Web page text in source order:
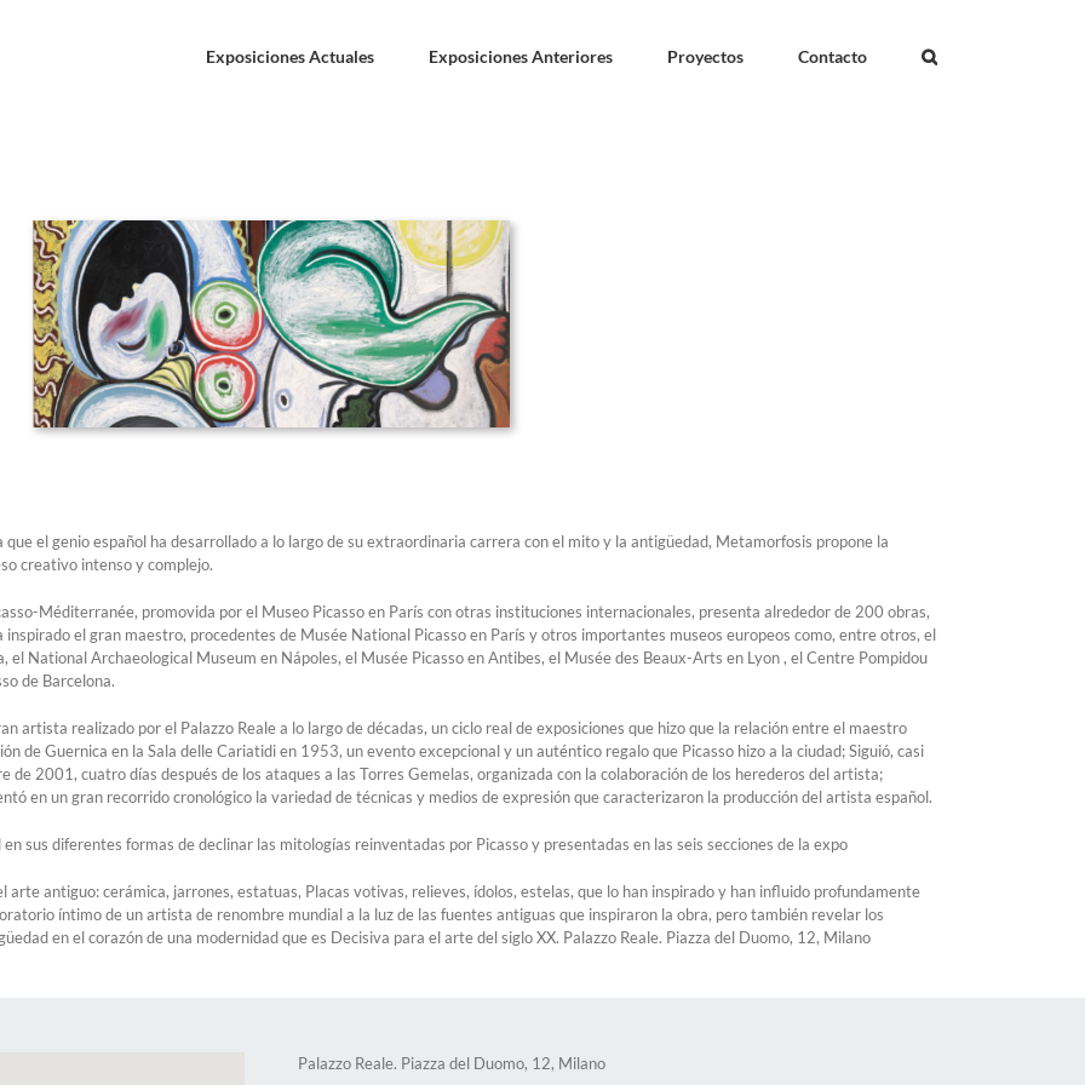
Exposiciones Actuales Exposiciones Anteriores Proyectos Contacto
el genio español ha desarrollado a lo largo de su extraordinaria carrera con el mito y la antigüedad, Metamorfosis propone la
creativo intenso y complejo.
Méditerranée, promovida por el Museo Picasso en París con otras instituciones internacionales, presenta alrededor de 200 obras,
inspirado el gran maestro, procedentes de Musée National Picasso en París y otros importantes museos europeos como, entre otros, el
el National Archaeological Museum en Nápoles, el Musée Picasso en Antibes, el Musée des Beaux-Arts en Lyon , el Centre Pompidou
de Barcelona.
artista realizado por el Palazzo Reale a lo largo de décadas, un ciclo real de exposiciones que hizo que la relación entre el maestro
de Guernica en la Sala delle Cariatidi en 1953, un evento excepcional y un auténtico regalo que Picasso hizo a la ciudad; Siguió, casi
de 2001, cuatro días después de los ataques a las Torres Gemelas, organizada con la colaboración de los herederos del artista;
en un gran recorrido cronológico la variedad de técnicas y medios de expresión que caracterizaron la producción del artista español.
sus diferentes formas de declinar las mitologías reinventadas por Picasso y presentadas en las seis secciones de la expo
arte antiguo: cerámica, jarrones, estatuas, Placas votivas, relieves, ídolos, estelas, que lo han inspirado y han influido profundamente
íntimo de un artista de renombre mundial a la luz de las fuentes antiguas que inspiraron la obra, pero también revelar los
en el corazón de una modernidad que es Decisiva para el arte del siglo XX. Palazzo Reale. Piazza del Duomo, 12, Milano
Palazzo Reale. Piazza del Duomo, 12, Milano